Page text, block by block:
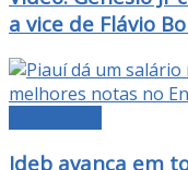
a vice de Flávio
Ideb avança em